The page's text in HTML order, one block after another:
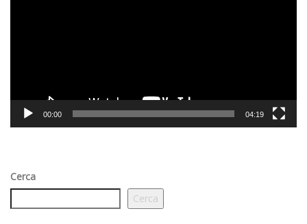
00:00 04:19
Cerca
Cerca